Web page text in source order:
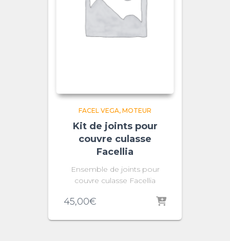
FACEL VEGA MOTEUR
Kit de joints pour
couvre culasse
Facellia
Ensemble de joints pour
couvre culasse Facellia
45,00€